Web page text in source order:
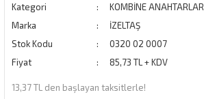
Kategori
KOMBİNE ANAHTARLAR
Marka
İZELTAŞ
Stok Kodu
0320 02 0007
Fiyat
85,73 TL + KDV
13,37 TL den başlayan taksitlerle!